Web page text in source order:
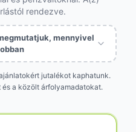
rendezve.
mennyivel
jutalékot kaphatunk.
és a közölt árfolyamadatokat.